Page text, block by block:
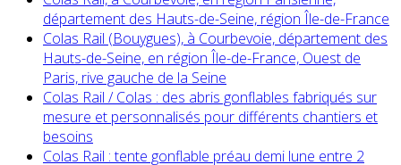
département des Hauts-de-Seine, région Île-de-France
Colas Rail (Bouygues), à Courbevoie, département des
Hauts-de-Seine, en région Île-de-France, Ouest de
Paris, rive gauche de la Seine
Colas Rail / Colas : des abris gonflables fabriqués sur
mesure et personnalisés pour différents chantiers et
besoins
Colas Rail : tente gonflable préau demi lune entre 2